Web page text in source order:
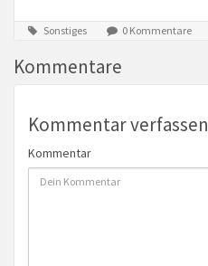
Sonstiges 0 Kommentare
Kommentare
Kommentar verfassen
Kommentar